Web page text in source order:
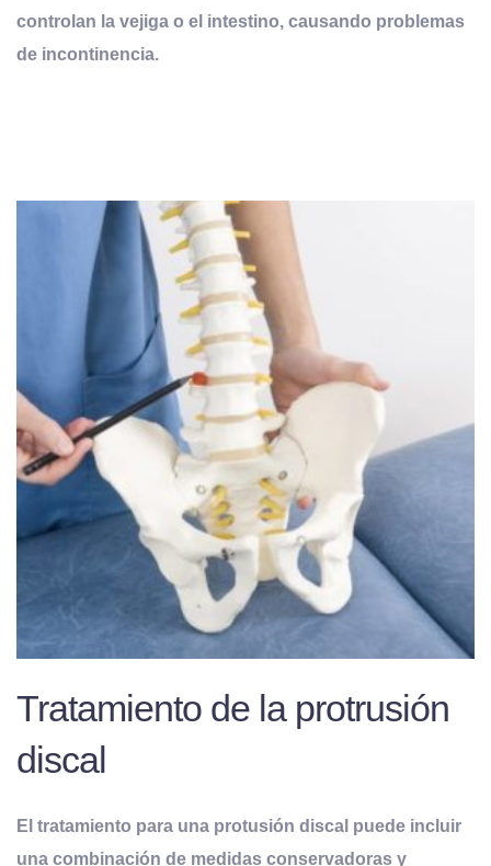
controlan la vejiga o el intestino, causando problemas
de incontinencia.
Tratamiento de la protrusión
discal
El tratamiento para una protusión discal puede incluir
una combinación de medidas conservadoras y